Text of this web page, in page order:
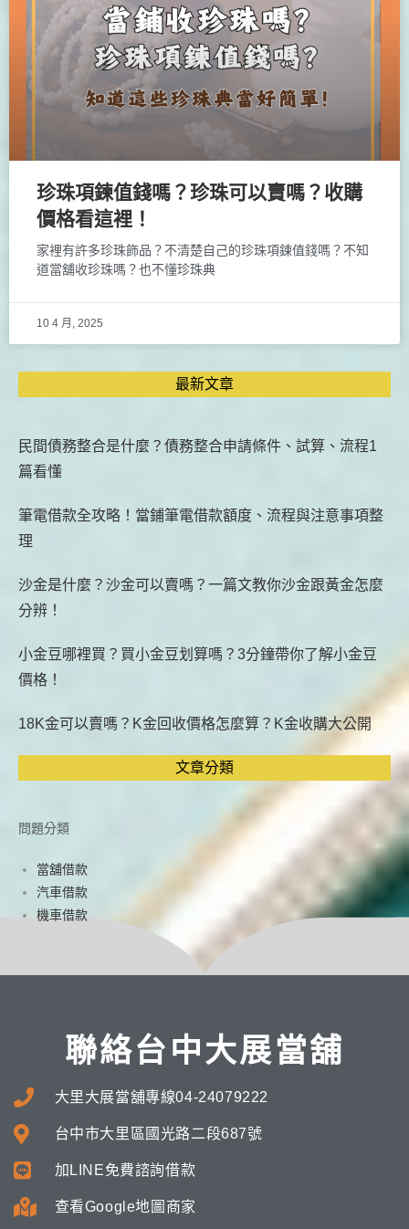
珍珠項鍊值錢嗎？珍珠可以賣嗎？收購
價格看這裡！
家裡有許多珍珠飾品？不清楚自己的珍珠項鍊值錢嗎？不知
道當舖收珍珠嗎？也不懂珍珠典
10 4 月, 2025
最新文章
民間債務整合是什麼？債務整合申請條件、試算、流程1
篇看懂
筆電借款全攻略！當鋪筆電借款額度、流程與注意事項整
理
沙金是什麼？沙金可以賣嗎？一篇文教你沙金跟黃金怎麼
分辨！
小金豆哪裡買？買小金豆划算嗎？3分鐘帶你了解小金豆
價格！
18K金可以賣嗎？K金回收價格怎麼算？K金收購大公開
文章分類
問題分類
當舖借款
汽車借款
機車借款
聯絡台中大展當舖
大里大展當舖專線04-24079222
台中市大里區國光路二段687號
加LINE免費諮詢借款
查看Google地圖商家